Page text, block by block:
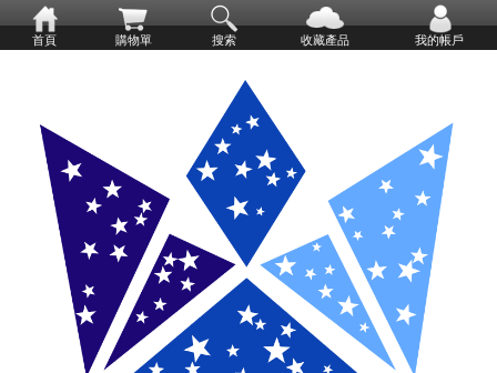
首頁 購物單 搜索 收藏產品 我的帳戶